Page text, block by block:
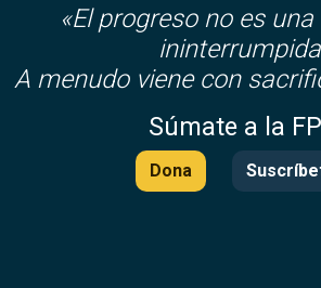
«El progreso no es
A menudo viene con
Súmate a la
Dona